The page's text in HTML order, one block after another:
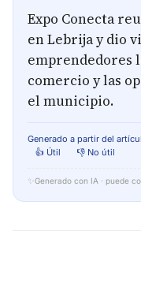
Expo Conecta
en Lebrija y dio
emprendedores
comercio y las
el municipio.
Generado a partir del
👍 Útil
👎 No útil
✨ Generado con IA · puede